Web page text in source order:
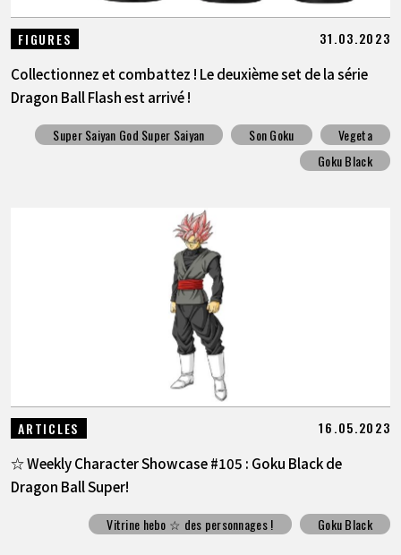
FIGURES 31.03.2023
Collectionnez et combattez ! Le deuxième set de la série
Dragon Ball Flash est arrivé !
Super Saiyan God Super Saiyan Son Goku
Vegeta
Goku Black
ARTICLES 16.05.2023
☆ Weekly Character Showcase #105 : Goku Black de
Dragon Ball Super!
Vitrine hebo ☆ des personnages ! Goku Black